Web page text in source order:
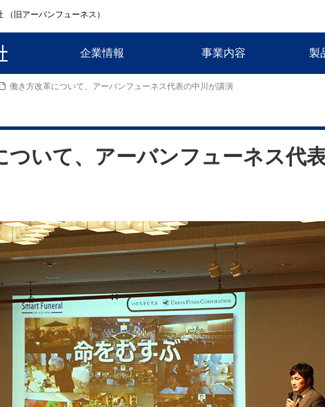
（旧アーバンフューネス）
企業情報 事業内容 製
働き方改革について、アーバンフューネス代表の中川が講演
ついて、アーバンフューネス代